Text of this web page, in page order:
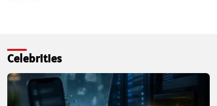
Celebrities